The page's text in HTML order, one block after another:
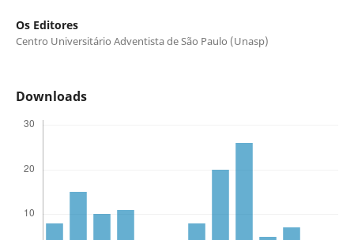
Os Editores
Centro Universitário Adventista de São Paulo (Unasp)
Downloads